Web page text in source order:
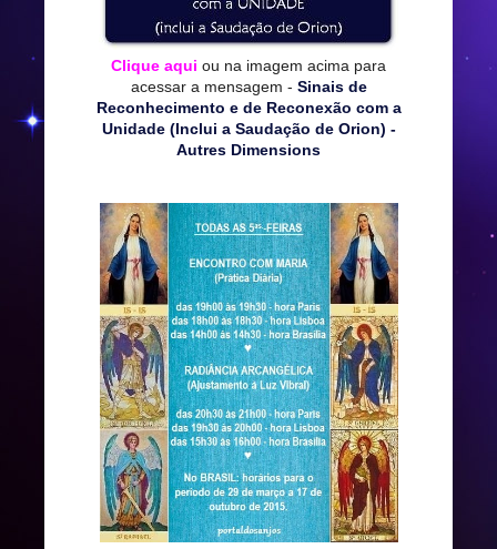
Clique aqui ou na imagem acima para
acessar a mensagem - Sinais de
Reconhecimento e de Reconexão com a
Unidade (Inclui a Saudação de Orion) -
Autres Dimensions